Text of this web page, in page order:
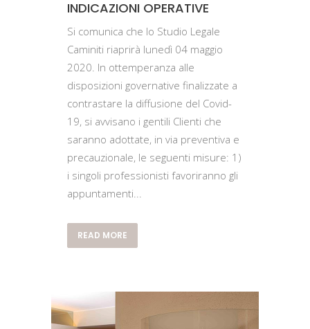
INDICAZIONI OPERATIVE
Si comunica che lo Studio Legale
Caminiti riaprirà lunedì 04 maggio
2020. In ottemperanza alle
disposizioni governative finalizzate a
contrastare la diffusione del Covid-
19, si avvisano i gentili Clienti che
saranno adottate, in via preventiva e
precauzionale, le seguenti misure: 1)
i singoli professionisti favoriranno gli
appuntamenti...
READ MORE